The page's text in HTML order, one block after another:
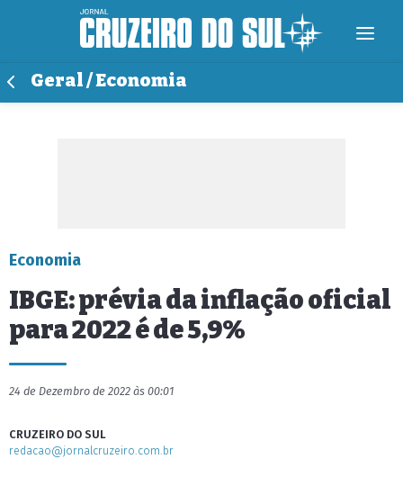
Geral / Economia
Economia
IBGE: prévia da inflação oficial
para 2022 é de 5,9%
24 de Dezembro de 2022 às 00:01
CRUZEIRO DO SUL
redacao@jornalcruzeiro.com.br